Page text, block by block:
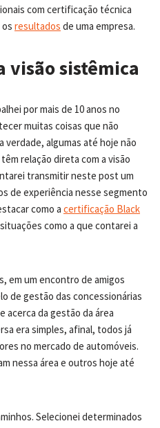
com certificação técnica
resultados de uma empresa.
visão sistêmica
por mais de 10 anos no
muitas coisas que não
verdade, algumas até hoje não
relação direta com a visão
transmitir neste post um
de experiência nesse segmento
como a certificação Black
como a que contarei a
em um encontro de amigos
de gestão das concessionárias
acerca da gestão da área
era simples, afinal, todos já
no mercado de automóveis.
nessa área e outros hoje até
Selecionei determinados